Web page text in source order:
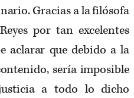
Gracias a la filósofa
por tan excelentes
aclarar que debido a la
sería imposible
a todo lo dicho